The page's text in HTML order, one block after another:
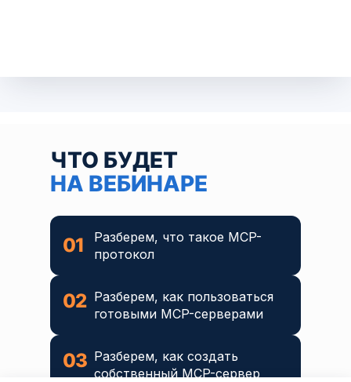
ЧТО БУДЕТ
НА ВЕБИНАРЕ
01
Разберем, что такое MCP-
протокол
02 Разберем, как пользоваться
готовыми MCP-серверами
03 Разберем, как создать
собственный MCP-сервер